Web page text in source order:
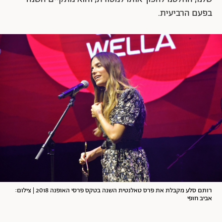
בפעם הרביעית.
רותם סלע מקבלת את פרס טאלנטית השנה בטקס פרסי האופנה 2018 | צילום:
אביב חופי